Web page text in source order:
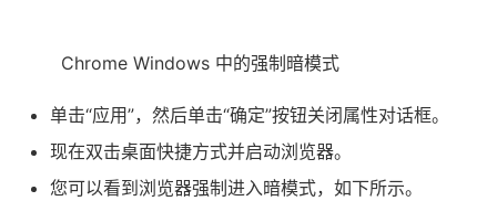
Chrome Windows 中的强制暗模式
单击“应用”，然后单击“确定”按钮关闭属性对话框。
现在双击桌面快捷方式并启动浏览器。
您可以看到浏览器强制进入暗模式，如下所示。